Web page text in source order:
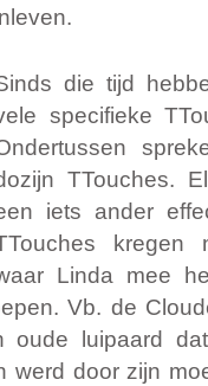
die tijd
specifieke
TTouches.
iets ander
kregen
Linda mee
Vb. de
luipaard
werd door zijn